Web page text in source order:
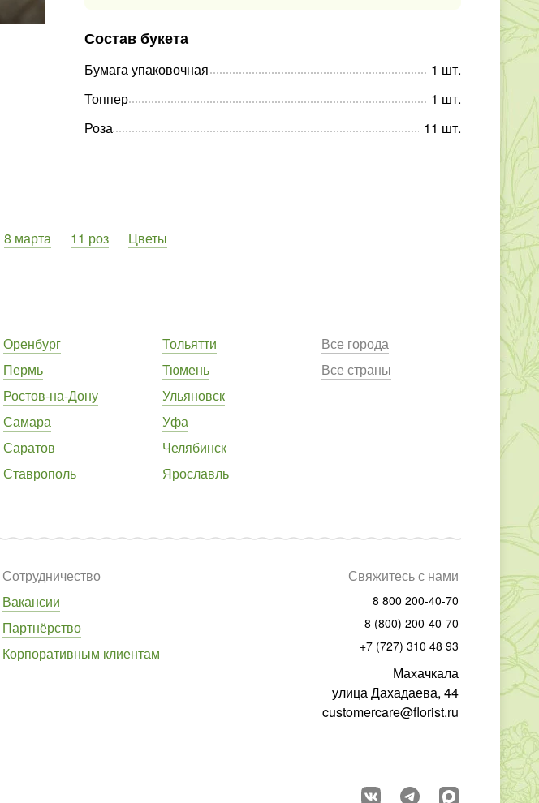
Состав букета
Бумага упаковочная 1 шт.
Топпер
1 шт.
Роза
11 шт.
8 марта 11 роз Цветы
Оренбург
Пермь
Ростов-на-Дону
Самара
Саратов
Ставрополь
Тольятти
Тюмень
Ульяновск
Уфа
Челябинск
Ярославль
Все города
Все страны
Сотрудничество
Вакансии
Партнёрство
Корпоративным клиентам
Свяжитесь с нами
8 800 200-40-70
8 (800) 200-40-70
+7 (727) 310 48 93
Махачкала
улица Дахадаева, 44
customercare@florist.ru